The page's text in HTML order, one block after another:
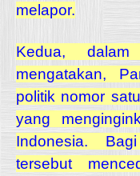
melapor.
Kedua,
mengatakan,
politik nomor
yang
Indonesia.
tersebut